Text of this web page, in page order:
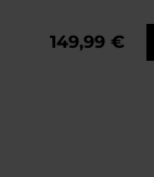
149,99 €